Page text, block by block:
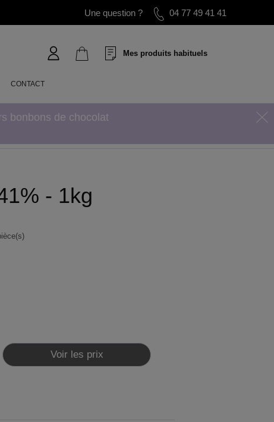
Une question ? 04 77 49 41 41
Mes produits habituels
CONTACT
bonbons de chocolat
- 1kg
Voir les prix